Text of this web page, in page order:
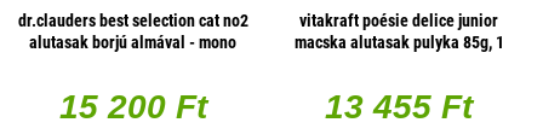
dr.clauders best selection cat no2
alutasak borjú almával - mono
15 200 Ft
vitakraft poésie delice junior
macska alutasak pulyka 85g, 1
13 455 Ft